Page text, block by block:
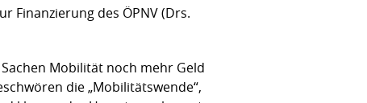
Finanzierung des ÖPNV (Drs.
Mobilität noch mehr Geld
die „Mobilitätswende“,